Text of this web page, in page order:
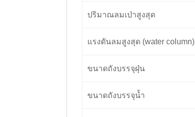
ปริมาณลมเป่าสูงสุด
แรงดันลมสูงสุด (water column)
ขนาดถังบรรจุฝุ่น
ขนาดถังบรรจุน้ำ